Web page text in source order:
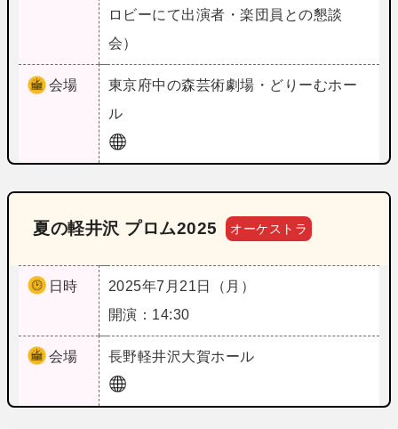
ロビーにて出演者・楽団員との懇談
会）
会場 東京府中の森芸術劇場・どりーむホー
ル
夏の軽井沢 プロム2025 オーケストラ
日時
2025年7月21日（月）
開演：14:30
会場 長野軽井沢大賀ホール